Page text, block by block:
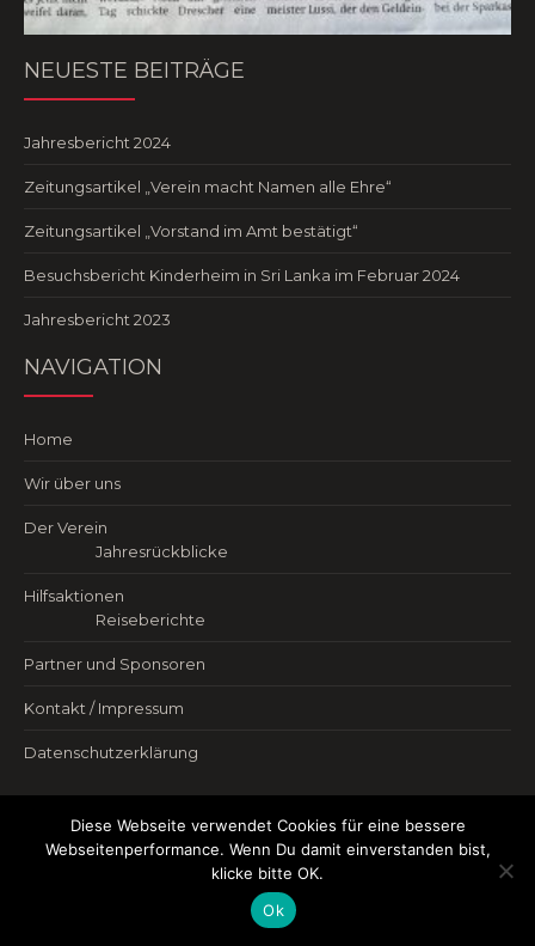
NEUESTE BEITRÄGE
Jahresbericht 2024
Zeitungsartikel „Verein macht Namen alle Ehre“
Zeitungsartikel „Vorstand im Amt bestätigt“
Besuchsbericht Kinderheim in Sri Lanka im Februar 2024
Jahresbericht 2023
NAVIGATION
Home
Wir über uns
Der Verein
Jahresrückblicke
Hilfsaktionen
Reiseberichte
Partner und Sponsoren
Kontakt / Impressum
Datenschutzerklärung
Wir für Menschen e. V.
Diese Webseite verwendet Cookies für eine bessere
Webseitenperformance. Wenn Du damit einverstanden bist,
klicke bitte OK.
Ok